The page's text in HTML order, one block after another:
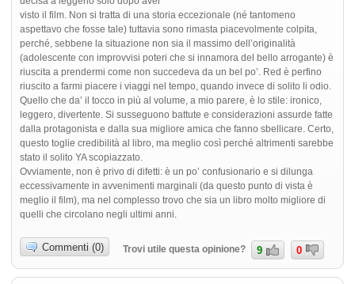
visto il film. Non si tratta di una storia eccezionale (né tantomeno
aspettavo che fosse tale) tuttavia sono rimasta piacevolmente colpita,
perché, sebbene la situazione non sia il massimo dell’originalità
(adolescente con improvvisi poteri che si innamora del bello arrogante) è
riuscita a prendermi come non succedeva da un bel po’. Red è perfino
riuscito a farmi piacere i viaggi nel tempo, quando invece di solito li odio.
Quello che da’ il tocco in più al volume, a mio parere, è lo stile: ironico,
leggero, divertente. Si susseguono battute e considerazioni assurde fatte
dalla protagonista e dalla sua migliore amica che fanno sbellicare. Certo,
questo toglie credibilità al libro, ma meglio così perché altrimenti sarebbe
stato il solito YA scopiazzato.
Ovviamente, non è privo di difetti: è un po’ confusionario e si dilunga
eccessivamente in avvenimenti marginali (da questo punto di vista è
meglio il film), ma nel complesso trovo che sia un libro molto migliore di
quelli che circolano negli ultimi anni.
Commenti (0) Trovi utile questa opinione? 9 0